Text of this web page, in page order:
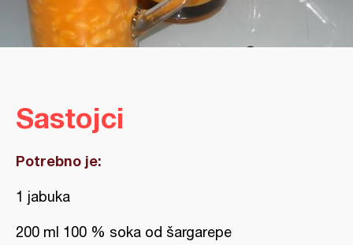
Sastojci
Potrebno je:
1 jabuka
200 ml 100 % soka od šargarepe